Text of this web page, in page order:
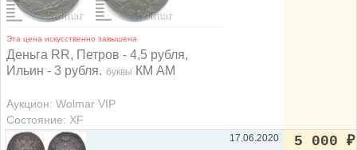
Эта цена искусственно завышена
Деньга RR, Петров - 4,5 рубля,
Ильин - 3 рубля. буквы КМ АМ
Аукцион: Wolmar VIP
Состояние: XF
17.06.2020 5 000 ₽